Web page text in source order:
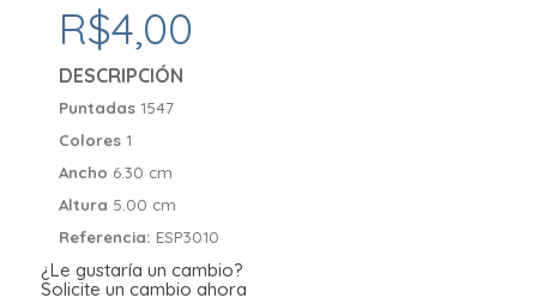
R$4,00
DESCRIPCIÓN
Puntadas 1547
Colores 1
Ancho 6.30 cm
Altura 5.00 cm
Referencia: ESP3010
¿Le gustaría un cambio?
Solicite un cambio ahora